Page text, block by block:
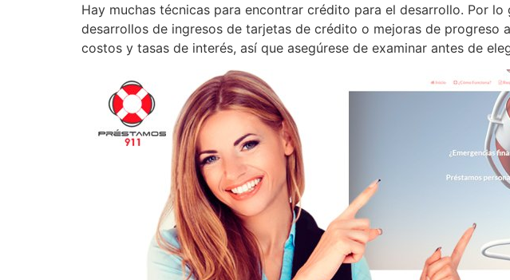
Hay muchas técnicas para encontrar crédito para el desarrollo. Por
desarrollos de ingresos de tarjetas de crédito o mejoras de progreso
costos y tasas de interés, así que asegúrese de examinar antes de